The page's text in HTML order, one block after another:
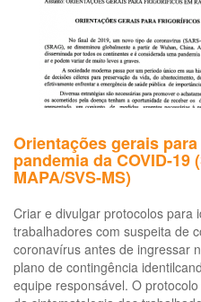
Orientações gerais
pandemia da COVID-19
MAPA/SVS-MS)
Criar e divulgar protocolos para
trabalhadores com suspeita de
coronavírus antes de ingressar
plano de contingência
equipe responsável. O